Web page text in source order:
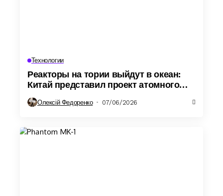
Технологии
Реакторы на тории выйдут в океан:
Китай представил проект атомного
острова будущего
Олексій Федоренко 07/06/2026